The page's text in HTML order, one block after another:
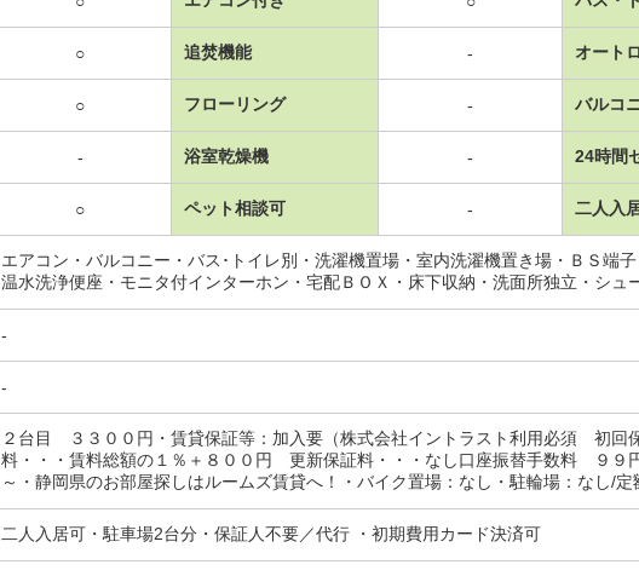
○ 追焚機能 - オート
○ フローリング - バルコ
- 浴室乾燥機 - 24時間
○ ペット相談可 - 二人入
エアコン・バルコニー・バス･トイレ別・洗濯機置場・室内洗濯機置き場・ＢＳ端
温水洗浄便座・モニタ付インターホン・宅配ＢＯＸ・床下収納・洗面所独立・シュ
-
-
２台目 ３３００円・賃貸保証等：加入要（株式会社イントラスト利用必須 初
料・・・賃料総額の１％＋８００円 更新保証料・・・なし口座振替手数料 ９９
～・静岡県のお部屋探しはルームズ賃貸へ！・バイク置場：なし・駐輪場：なし/定
二人入居可・駐車場2台分・保証人不要／代行 ・初期費用カード決済可